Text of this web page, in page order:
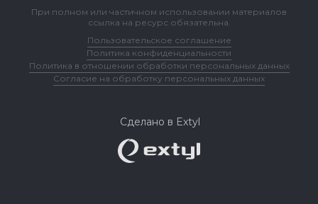
При полном или частичном использовании материалов
ссылка на ресурс обязательна.
Пользовательское соглашение
Политика конфиденциальности
Политика в отношении обработки персональных данных
Согласие на обработку персональных данных
Сделано в Extyl